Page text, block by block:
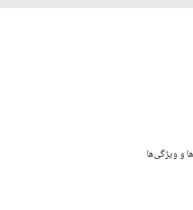
و ویژگی‌ها